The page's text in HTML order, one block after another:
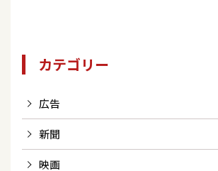
カテゴリー
広告
新聞
映画